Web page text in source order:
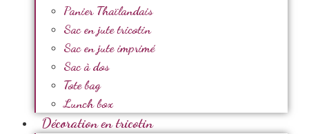
Panier Thaïlandais
Sac en jute tricotin
Sac en jute imprimé
Sac à dos
Tote bag
Lunch box
Décoration en tricotin